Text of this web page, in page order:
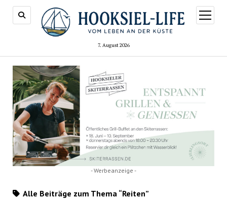
7. August 2026
Menü
öffnen
- Werbeanzeige -
Alle Beiträge zum Thema “Reiten”